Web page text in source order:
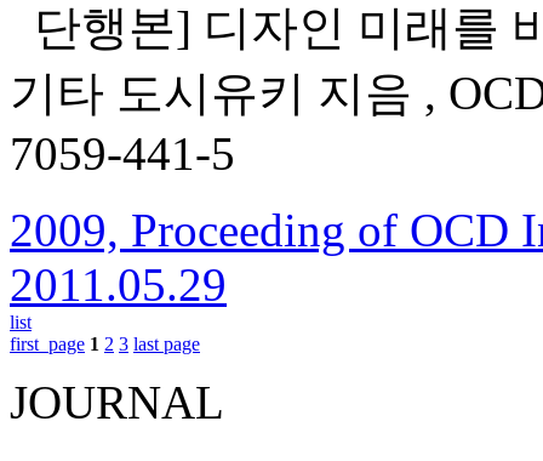
단행본] 디자인 미래를
기타 도시유키 지음 ,
7059-441-5
2009, Proceeding of OCD
2011.05.29
list
first_page 1 2 3 last page
JOURNAL